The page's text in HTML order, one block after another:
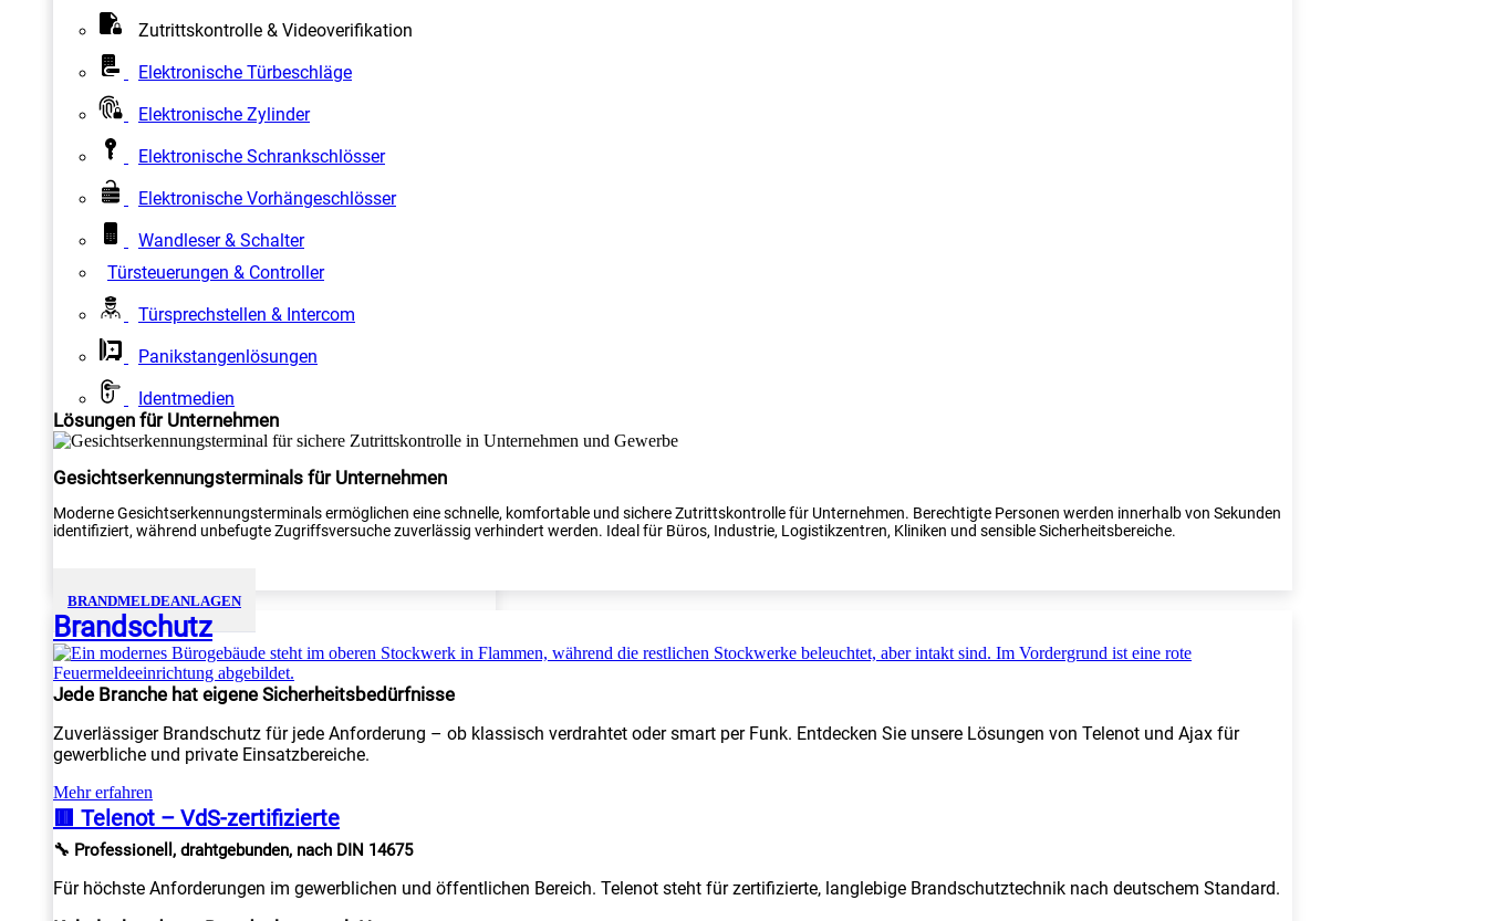
Zutrittskontrolle & Videoverifikation
Elektronische Türbeschläge
Elektronische Zylinder
Elektronische Schrankschlösser
Elektronische Vorhängeschlösser
Wandleser & Schalter
Türsteuerungen & Controller
Türsprechstellen & Intercom
Panikstangenlösungen
Identmedien
Lösungen für Unternehmen
Gesichtserkennungsterminals für Unternehmen
Moderne Gesichtserkennungsterminals ermöglichen eine schnelle, komfortable und sichere Zutrittskontrolle für Unternehmen. Berechtigte Personen werden innerhalb von Sekunden
identifiziert, während unbefugte Zugriffsversuche zuverlässig verhindert werden. Ideal für Büros, Industrie, Logistikzentren, Kliniken und sensible Sicherheitsbereiche.
BRANDMELDEANLAGEN
Brandschutz
Jede Branche hat eigene Sicherheitsbedürfnisse
Zuverlässiger Brandschutz für jede Anforderung – ob klassisch verdrahtet oder smart per Funk. Entdecken Sie unsere Lösungen von Telenot und Ajax für
gewerbliche und private Einsatzbereiche.
Mehr erfahren
🟥 Telenot – VdS-zertifizierte
🔧 Professionell, drahtgebunden, nach DIN 14675
Für höchste Anforderungen im gewerblichen und öffentlichen Bereich. Telenot steht für zertifizierte, langlebige Brandschutztechnik nach deutschem Standard.